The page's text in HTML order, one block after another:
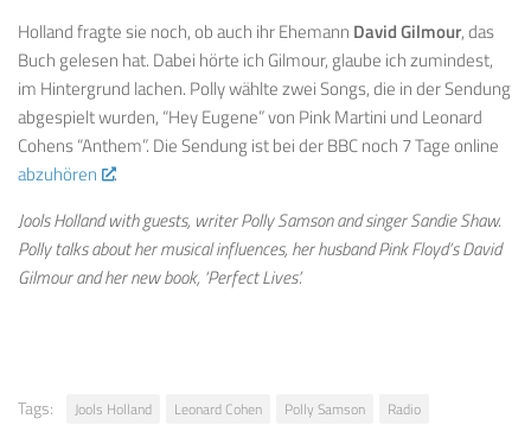
Holland fragte sie noch, ob auch ihr Ehemann David Gilmour, das
Buch gelesen hat. Dabei hörte ich Gilmour, glaube ich zumindest,
im Hintergrund lachen. Polly wählte zwei Songs, die in der Sendung
abgespielt wurden, “Hey Eugene” von Pink Martini und Leonard
Cohens “Anthem”. Die Sendung ist bei der BBC noch 7 Tage online
abzuhören
.
Jools Holland with guests, writer Polly Samson and singer Sandie Shaw.
Polly talks about her musical influences, her husband Pink Floyd’s David
Gilmour and her new book, ‘Perfect Lives’.
Tags: Jools Holland Leonard Cohen Polly Samson Radio